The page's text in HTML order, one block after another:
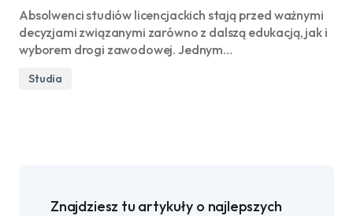
Absolwenci studiów licencjackich stają przed ważnymi
decyzjami związanymi zarówno z dalszą edukacją, jak i
wyborem drogi zawodowej. Jednym…
Studia
Znajdziesz tu artykuły o najlepszych